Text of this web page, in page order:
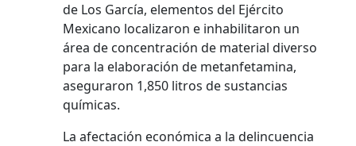
de Los García, elementos del Ejército
Mexicano localizaron e inhabilitaron un
área de concentración de material diverso
para la elaboración de metanfetamina,
aseguraron 1,850 litros de sustancias
químicas.
La afectación económica a la delincuencia